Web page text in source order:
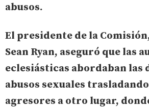
abusos.
El presidente de la
Sean Ryan, aseguró que las
eclesiásticas abordaban las
abusos sexuales
agresores a otro lugar,